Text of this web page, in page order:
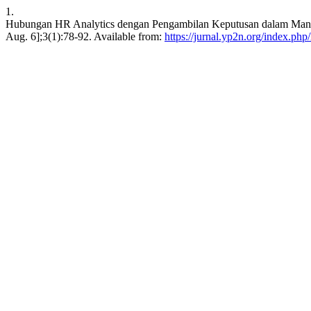
1.
Hubungan HR Analytics dengan Pengambilan Keputusan dalam
Aug. 6];3(1):78-92. Available from: https://jurnal.yp2n.org/